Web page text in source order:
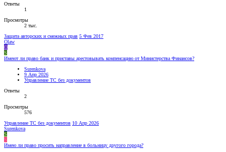
Ответы
1
Просмотры
2 тыс.
Защита авторских и смежных прав 5 Фев 2017
Olaw
O
S
Имеют ли право банк и приставы арестовывать компенсацию от Министерства Финансов?
Surenkova
9 Апр 2026
Управление ТС без документов
Ответы
2
Просмотры
576
Управление ТС без документов 10 Апр 2026
Surenkova
S
S
Имею ли право просить направление в больницу другого города?